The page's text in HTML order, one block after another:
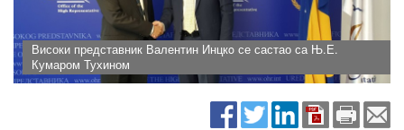
Високи представник Валентин Инцкo се састао са Њ.Е.
Кумаром Тухином